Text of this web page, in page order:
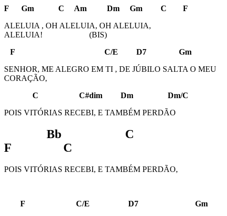
F Gm C Am Dm Gm C F
ALELUIA , OH ALELUIA, OH ALELUIA,
ALELUIA! (BIS)
F C/E D7 Gm
SENHOR, ME ALEGRO EM TI , DE JÚBILO SALTA O MEU
CORAÇÃO,
C C#dim Dm Dm/C
POIS VITÓRIAS RECEBI, E TAMBÉM PERDÃO
Bb C
F C
POIS VITÓRIAS RECEBI, E TAMBÉM PERDÃO,
F C/E D7 Gm